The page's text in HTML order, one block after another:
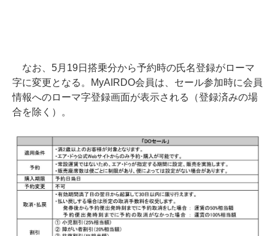
なお、5月19日搭乗分から予約時の氏名登録がローマ
字に変更となる。MyAIRDO会員は、セール参加時に会員
情報へのローマ字登録画面が表示される（登録済みの場
合を除く）。